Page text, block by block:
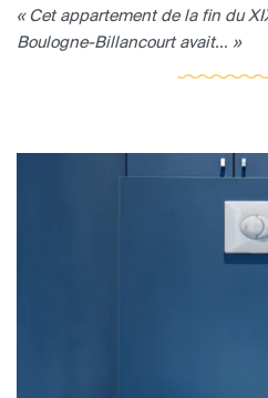
« Cet appartement de la fin du
Boulogne-Billancourt avait... »